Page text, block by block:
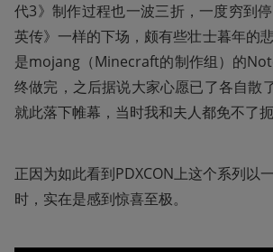
代3》制作过程也一波三折，一度穷到
英传》一样的下场，颇有些壮士暮年的
是mojang（Minecraft的制作组）的
终做完，之后据说大家心愿已了各自散
就此落下帷幕，当时我和夫人都免不了扼
正因为如此看到PDXCON上这个系列以
时，实在是感到惊喜至极。